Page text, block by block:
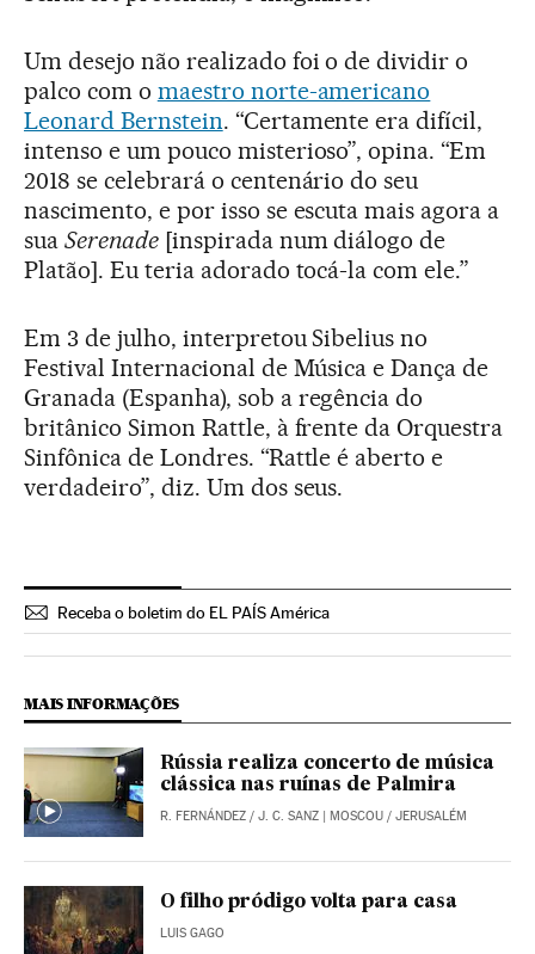
Um desejo não realizado foi o de dividir o
palco com o maestro norte-americano
Leonard Bernstein. “Certamente era difícil,
intenso e um pouco misterioso”, opina. “Em
2018 se celebrará o centenário do seu
nascimento, e por isso se escuta mais agora a
sua Serenade[inspirada num diálogo de
Platão]. Eu teria adorado tocá-la com ele.”
Em 3 de julho, interpretou Sibelius no
Festival Internacional de Música e Dança de
Granada (Espanha), sob a regência do
britânico Simon Rattle, à frente da Orquestra
Sinfônica de Londres. “Rattle é aberto e
verdadeiro”, diz. Um dos seus.
Receba o boletim do EL PAÍS América
MAIS INFORMAÇÕES
Rússia realiza concerto de música
clássica nas ruínas de Palmira
R. FERNÁNDEZ / J. C. SANZ | MOSCOU / JERUSALÉM
O filho pródigo volta para casa
LUIS GAGO